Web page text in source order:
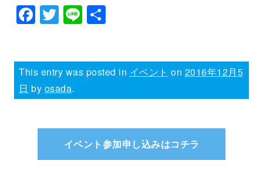
F
a
e
b
o
o
T
wi
er
Li
n
This entry was posted in イベント on 2016年12月5
日 by osada.
イベント参加申し込みはコチラ